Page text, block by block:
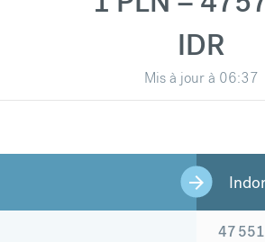
IDR
Mis à jour à 06:37
47